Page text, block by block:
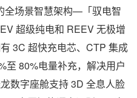
全场景智慧架构—「驭电智
超级纯电和 REEV 无极增
3C 超快充电芯、CTP 集成
至 80%电量补充，解决用户
数字座舱支持 3D 全息人脸